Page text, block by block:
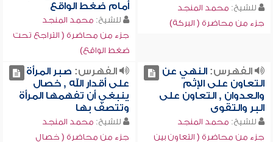
للشيخ: محمد المنجد
جزء من محاضرة ( البركة)
أمام ضغط الواقع
للشيخ: محمد المنجد
جزء من محاضرة ( التراجع تحت
ضغط الواقع)
الفهرس:النهي عن
التعاون على الإثم
والعدوان , التعاون على
البر والتقوى
للشيخ: محمد المنجد
جزء من محاضرة ( التعاون بين
الفهرس: صبر المرأة
على أقدار الله , خصال
ينبغي أن تفهمها المرأة
وتتصف بها
للشيخ: محمد المنجد
جزء من محاضرة ( خصال